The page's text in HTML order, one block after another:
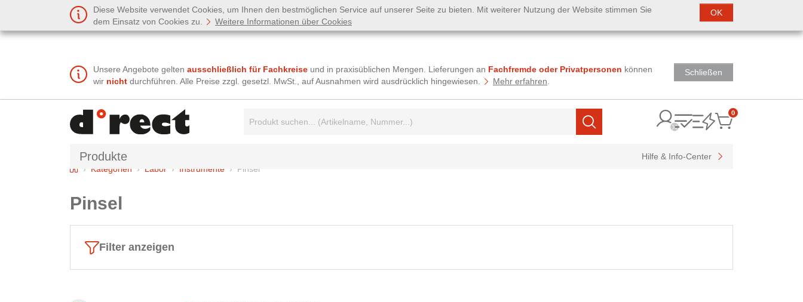
Diese Website verwendet Cookies, um Ihnen den bestmöglichen Service auf unserer Seite zu bieten. Mit weiterer Nutzung der Website stimmen Sie
dem Einsatz von Cookies zu.
Weitere Informationen über Cookies
OK
Unsere Angebote gelten ausschließlich für Fachkreise und in praxisüblichen Mengen. Lieferungen an Fachfremde oder Privatpersonen können
wir nicht durchführen. Alle Preise zzgl. gesetzl. MwSt., auf Ausnahmen wird ausdrücklich hingewiesen. Mehr erfahren
Schließen
Suchen
0Items
Produkte
Hilfe & Info-Center
HomeKategorien Labor Instrumente Pinsel
Pinsel
Filter anzeigen